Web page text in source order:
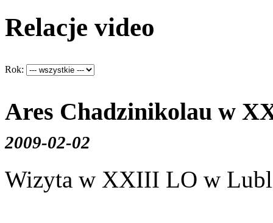
Relacje video
Rok:
Ares Chadzinikolau w
2009-02-02
Wizyta w XXIII LO w